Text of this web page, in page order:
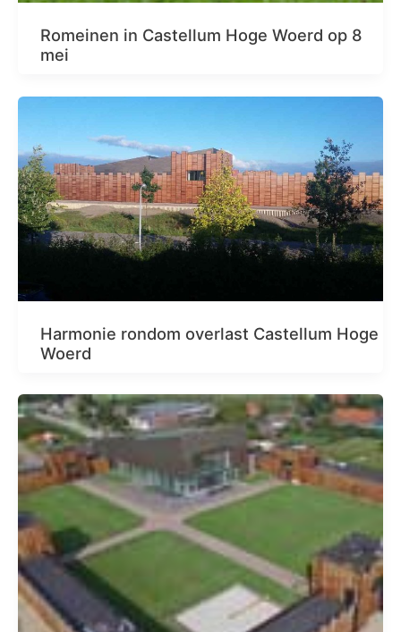
Romeinen in Castellum Hoge Woerd op 8
mei
Harmonie rondom overlast Castellum Hoge
Woerd